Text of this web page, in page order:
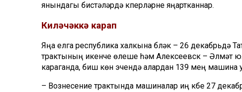
янындагы бистәләрдә күперләрне яңартканнар.
Киләчәккә карап
Яңа елга республика халкына бүләк – 26 декабрьдә
трактының икенче өлеше һәм Алексеевск – Әлмәт
караганда, биш көн эчендә алардан 139 мең машина
– Вознесениетрактында машиналар иң күбе 27